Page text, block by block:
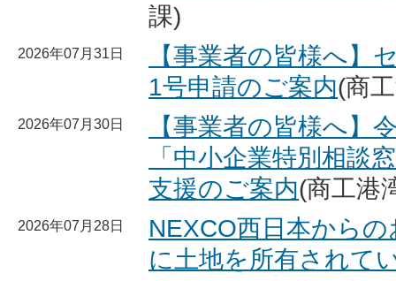
課)
2026年07月31日
【事業者の皆様へ】
1号申請のご案内(商
2026年07月30日
【事業者の皆様へ】
「中小企業特別相談
支援のご案内(商工港
2026年07月28日
NEXCO西日本から
に土地を所有されて